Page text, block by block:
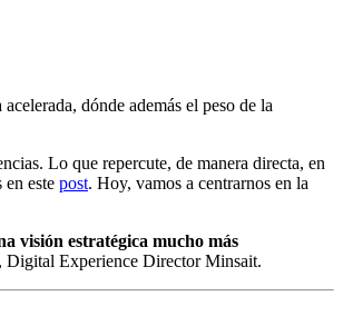
dónde además el peso de la
Lo que repercute, de manera directa, en
en este post. Hoy, vamos a centrarnos en la
visión estratégica mucho más
Digital Experience Director Minsait.